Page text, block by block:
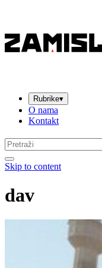
Rubrike▾
O nama
Kontakt
Pretraga:
Skip to content
dav